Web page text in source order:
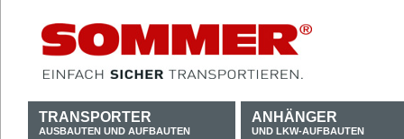
TRANSPORTER
AUSBAUTEN UND AUFBAUTEN
ANHÄNGER
UND LKW-AUFBAUTEN